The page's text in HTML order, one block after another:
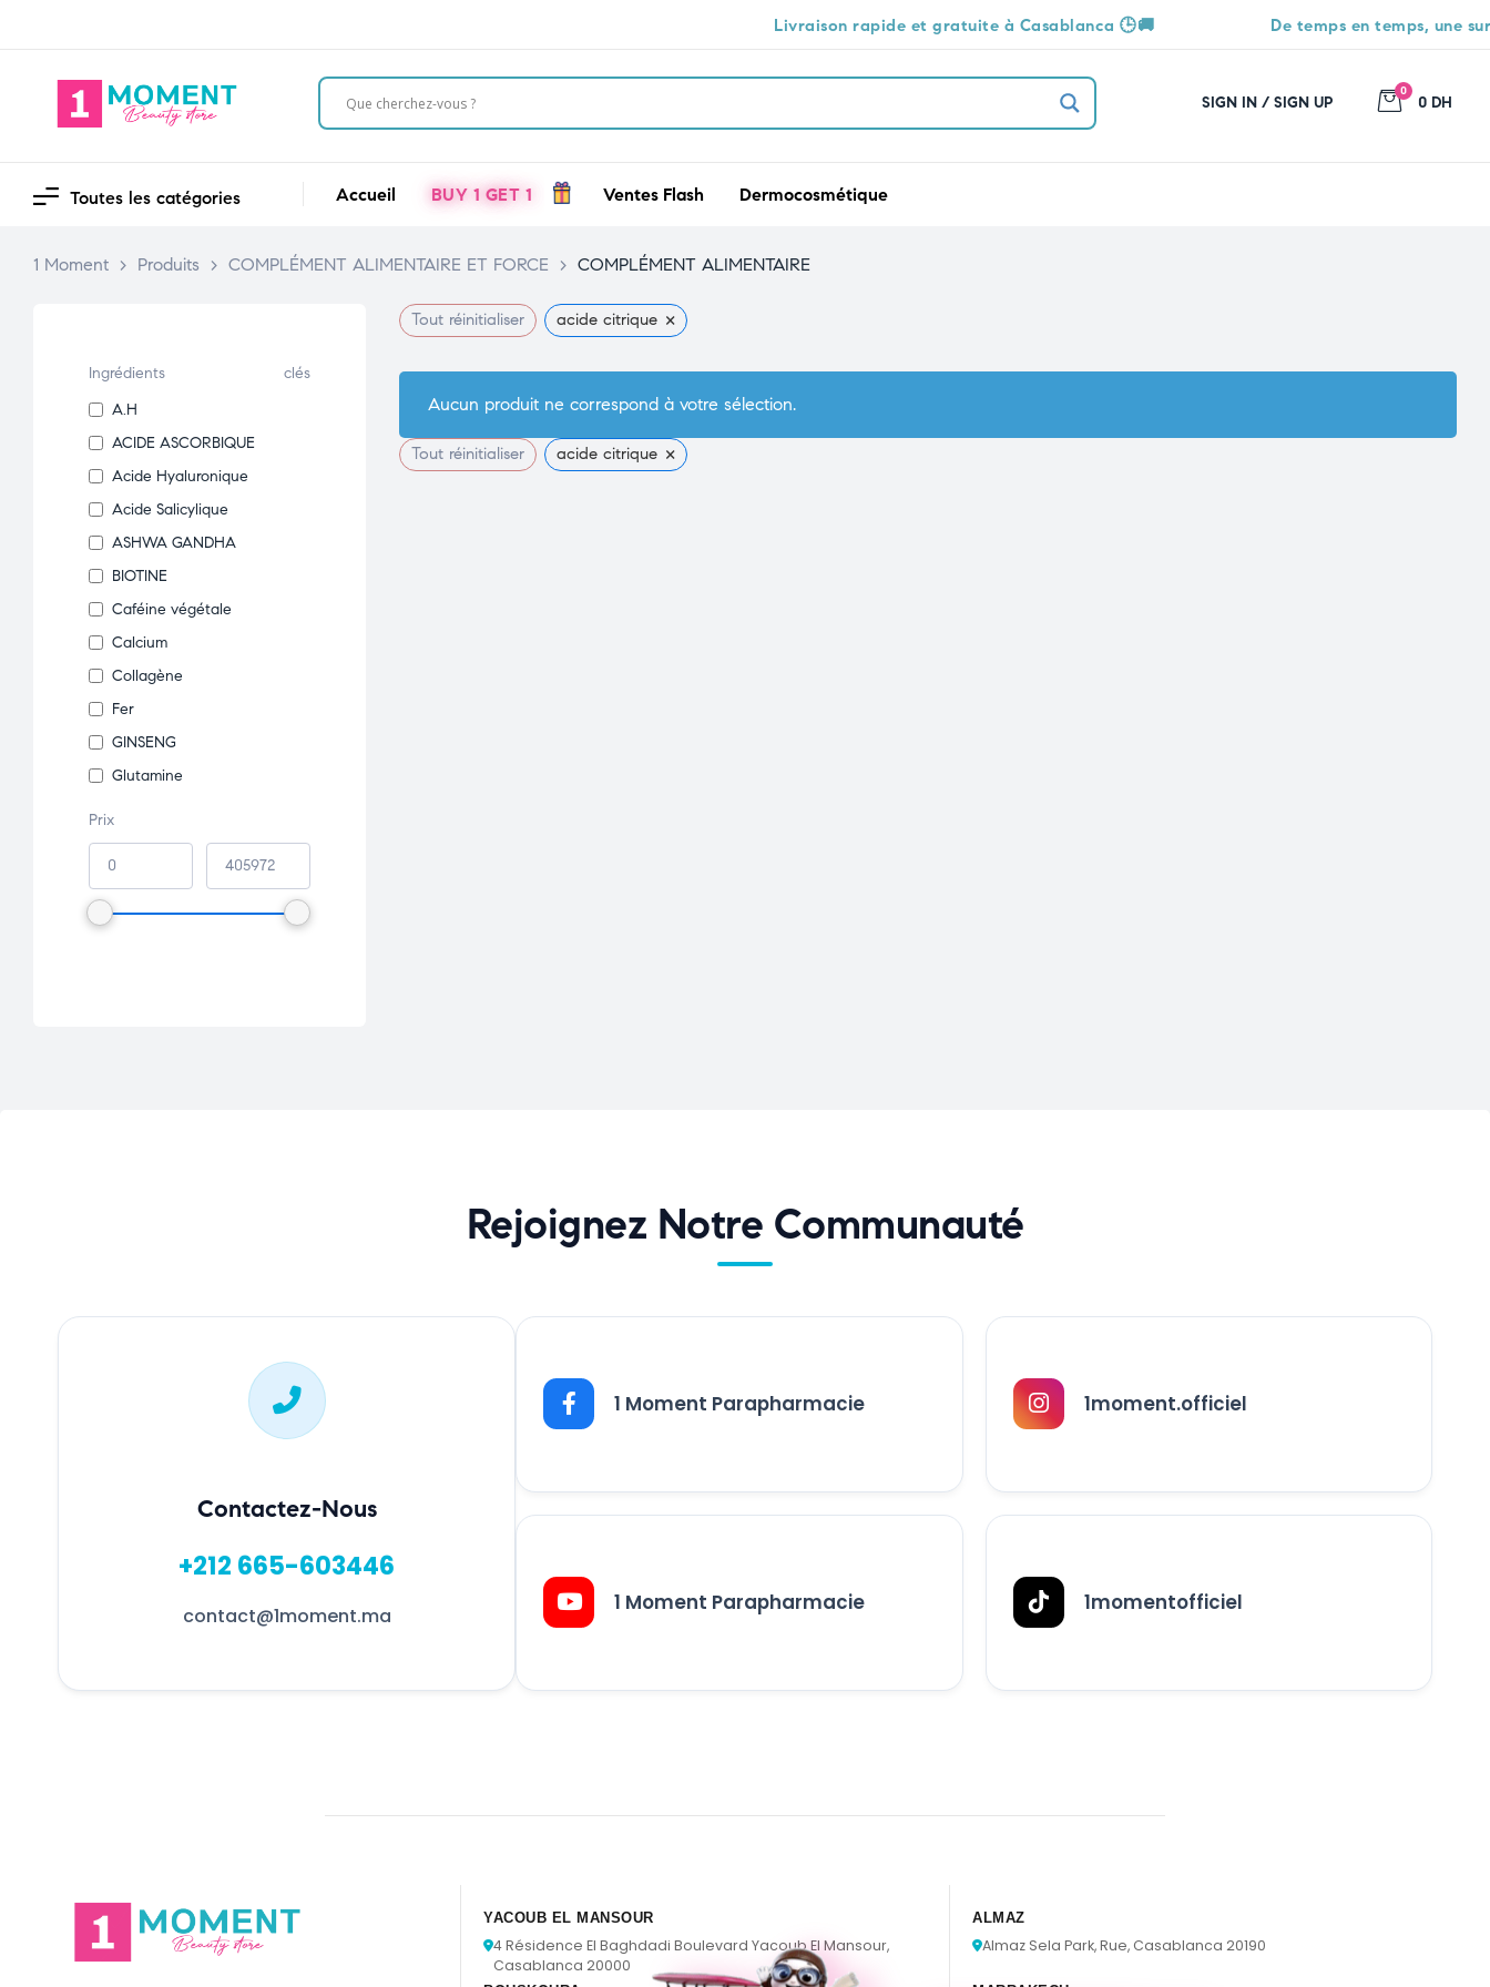
Livraison rapide et gratuite à Casablanca 🕒🚚 De temps en temps, une surprise
SIGN IN / SIGN UP
0
0 DH
Toutes les catégories Accueil BUY 1 GET 1 Ventes Flash Dermocosmétique
1 Moment > Produits > COMPLÉMENT ALIMENTAIRE ET FORCE > COMPLÉMENT ALIMENTAIRE
Tout réinitialiser acide citrique ×
Aucun produit ne correspond à votre sélection.
Tout réinitialiser acide citrique ×
Ingrédients
clés
A.H
ACIDE ASCORBIQUE
Acide Hyaluronique
Acide Salicylique
ASHWA GANDHA
BIOTINE
Caféine végétale
Calcium
Collagène
Fer
GINSENG
Glutamine
GUARANA
Huiles Végétales
MACA
Prix
Rejoignez Notre Communauté
Contactez-Nous
+212 665-603446
contact@1moment.ma
1 Moment Parapharmacie 1moment.officiel
1 Moment Parapharmacie 1momentofficiel
YACOUB EL MANSOUR
4 Résidence El Baghdadi Boulevard Yacoub El Mansour,
Casablanca 20000
ALMAZ
Almaz Sela Park, Rue, Casablanca 20190